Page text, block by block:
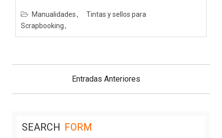
Manualidades
Tintas y sellos para
Scrapbooking
Navegación
Entradas Anteriores
SEARCH FORM